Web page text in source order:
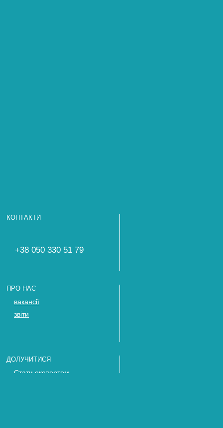
КОНТАКТИ
+38 050 330 51 79
ПРО НАС
вакансії
звіти
ДОЛУЧИТИСЯ
Стати експертом